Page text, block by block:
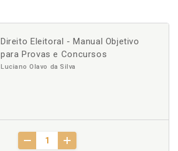
Direito Eleitoral - Manual Objetivo
para Provas e Concursos
Luciano Olavo da Silva